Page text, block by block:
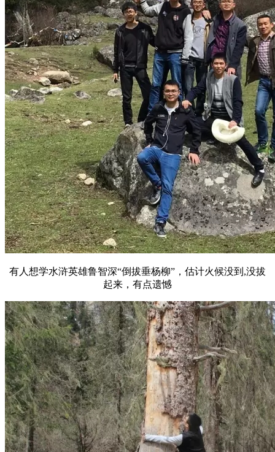
有人想学水浒英雄鲁智深“倒拔垂杨柳”，估计火候没到,没拔
起来，有点遗憾